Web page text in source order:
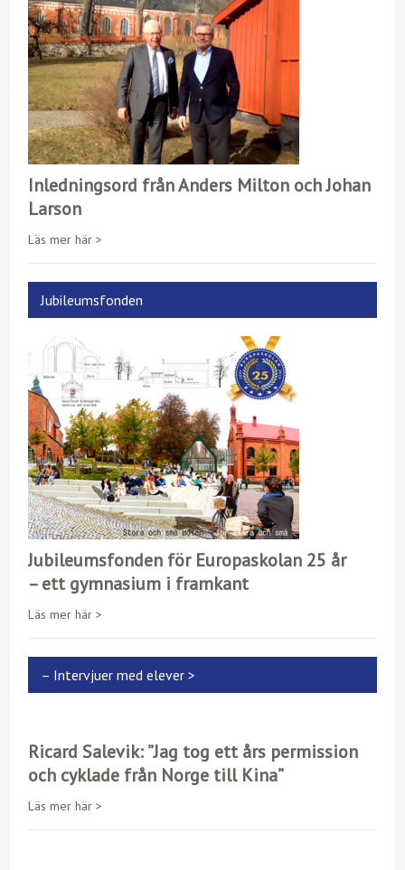
r
Inledningsord från Anders Milton och Johan
Larson
Läs mer här >
Jubileumsfonden
Jubileumsfonden för Europaskolan 25 år
– ett gymnasium i framkant
Läs mer här >
– Intervjuer med elever >
Ricard Salevik: ”Jag tog ett års permission
och cyklade från Norge till Kina”
Läs mer här >